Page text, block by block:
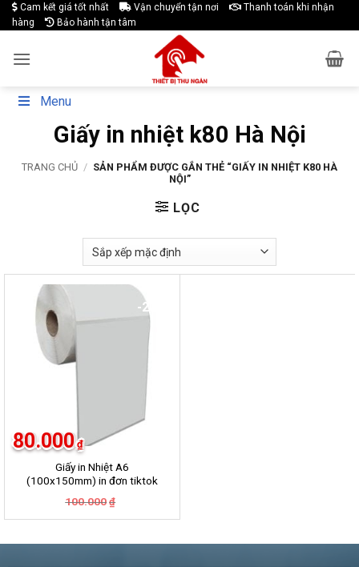
Skip
to
Cam kết giá tốt nhất Vận chuyển tận nơi
Thanh toán khi nhận
hàng
Bảo hành tận tâm
Menu
Giấy in nhiệt k80 Hà Nội
TRANG CHỦ / SẢN PHẨM ĐƯỢC GẮN THẺ “GIẤY IN NHIỆT K80 HÀ
NỘI”
LỌC
-20%
Giấy in Nhiệt A6
(100x150mm) in đơn tiktok
100.000 ₫
là:
80.000 ₫
tại
80.000₫.